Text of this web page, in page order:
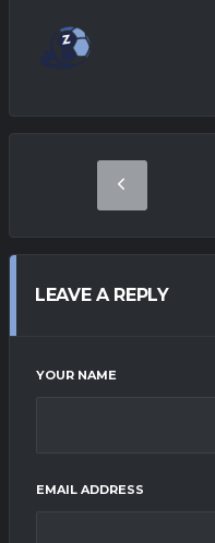
LEAVE A REPLY
YOUR NAME
EMAIL ADDRESS